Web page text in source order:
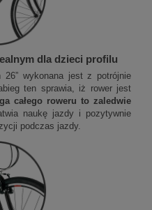
dla dzieci profilu
26” wykonana jest z potrójnie
ten sprawia, iż rower jest
całego roweru to zaledwie
naukę jazdy i pozytywnie
podczas jazdy.